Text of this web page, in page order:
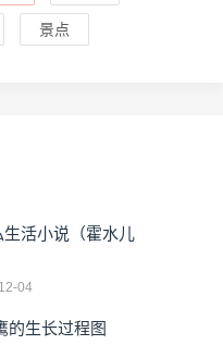
景点
活小说（霍水儿
04
的生长过程图